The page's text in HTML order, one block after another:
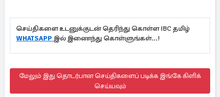
செய்திகளை உடனுக்குடன் தெரிந்து கொள்ள IBC தமிழ்
WHATSAPP இல் இணைந்து கொள்ளுங்கள்...!
மேலும் இது தொடர்பான செய்திகளைப் படிக்க இங்கே கிளிக்
செய்யவும்